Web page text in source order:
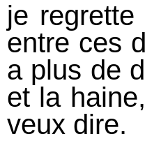
je
entre ces
a plus de
et la
veux dire.